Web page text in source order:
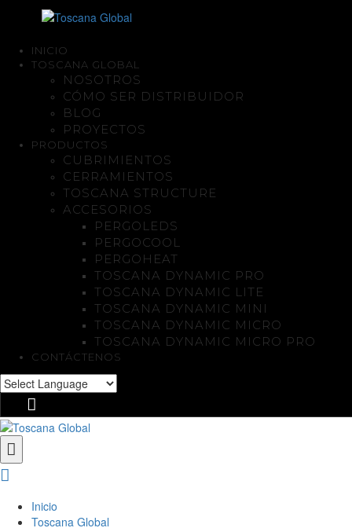
INICIO
TOSCANA GLOBAL
NOSOTROS
CÓMO SER DISTRIBUIDOR
BLOG
PROYECTOS
PRODUCTOS
CUBRIMIENTOS
CERRAMIENTOS
TOSCANA STRUCTURE
ACCESORIOS
PERGOLEDS
PERGOCOOL
PERGOHEAT
TOSCANA DYNAMIC PRO
TOSCANA DYNAMIC LITE
TOSCANA DYNAMIC MINI
TOSCANA DYNAMIC MICRO
TOSCANA DYNAMIC MICRO PRO
CONTÁCTENOS
Inicio
Toscana Global